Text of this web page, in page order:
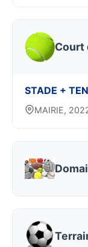
Court
STADE +
MAIRIE,